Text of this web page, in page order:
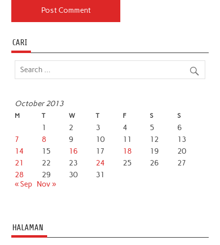
CARI
October 2013
M T W T F S S
1 2 3 4 5
6
7
8 9 10 11 12
13
14
15 16 17 18 19
20
21
22 23 24 25 26
27
28
29 30
31
« Sep
Nov »
HALAMAN